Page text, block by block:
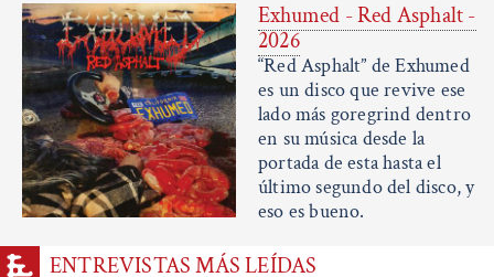
Exhumed - Red Asphalt -
2026
“Red Asphalt” de Exhumed
es un disco que revive ese
lado más goregrind dentro
en su música desde la
portada de esta hasta el
último segundo del disco, y
eso es bueno.
ENTREVISTAS MÁS LEÍDAS